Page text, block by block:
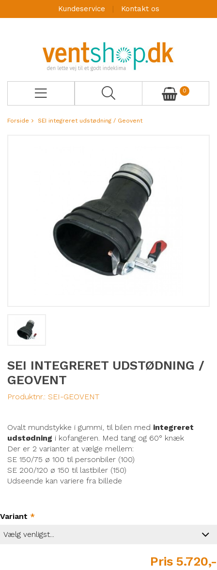
Kundeservice Kontakt os
0
Forside SEI integreret udstødning / Geovent
SEI INTEGRERET UDSTØDNING /
GEOVENT
Produktnr.: SEI-GEOVENT
Ovalt mundstykke i gummi, til bilen med integreret
udstødning i kofangeren. Med tang og 60° knæk
Der er 2 varianter at vælge mellem:
SE 150/75 ø 100 til personbiler (100)
SE 200/120 ø 150 til lastbiler (150)
Udseende kan variere fra billede
Variant *
Pris 5.720,-